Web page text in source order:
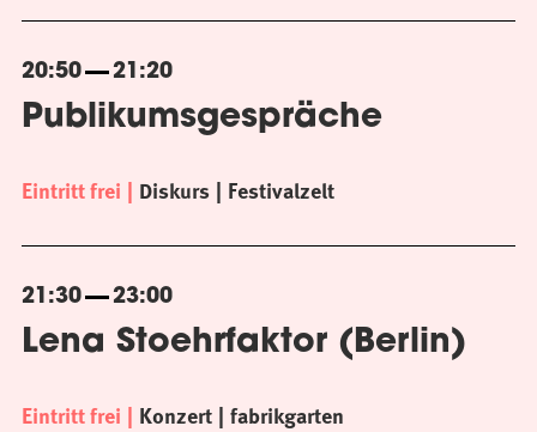
20:50 21:20
Publikumsgespräche
Eintritt frei Diskurs Festivalzelt
21:30 23:00
Lena Stoehrfaktor (Berlin)
Eintritt frei Konzert fabrikgarten